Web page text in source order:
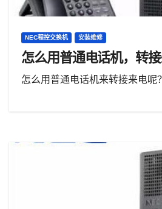
NEC程控交换机 安装维修
怎么用普通电话机，转
怎么用普通电话机来转接来电